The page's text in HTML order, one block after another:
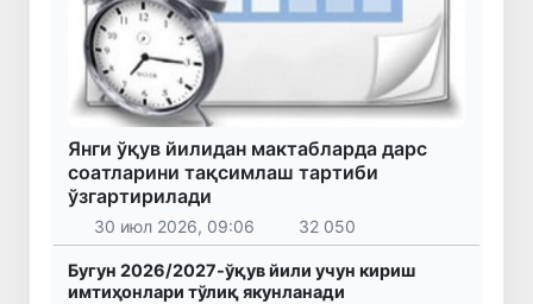
Янги ўқув йилидан мактабларда дарс
соатларини тақсимлаш тартиби
ўзгартирилади
30 июл 2026, 09:06 32 050
Бугун 2026/2027-ўқув йили учун кириш
имтиҳонлари тўлиқ якунланади